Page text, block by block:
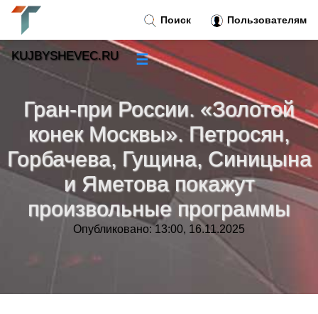
Гран-при России. «Золотой
конек Москвы». Петросян,
Горбачева, Гущина, Синицына
и Яметова покажут
произвольные программы
Опубликовано: 13:00, 16.11.2025
Поиск Пользователям
KUJBYSHEVEC.RU ☰
Новости
Тренды новостей »
Рубрики»
»